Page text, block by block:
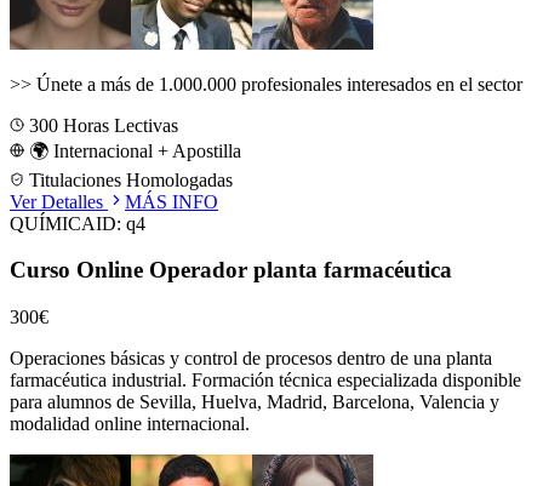
>> Únete a más de 1.000.000 profesionales interesados en el sector
300 Horas Lectivas
🌍 Internacional + Apostilla
Titulaciones Homologadas
Ver Detalles
MÁS INFO
QUÍMICAID: q4
Curso Online Operador planta farmacéutica
300€
Operaciones básicas y control de procesos dentro de una planta
farmacéutica industrial. Formación técnica especializada disponible
para alumnos de Sevilla, Huelva, Madrid, Barcelona, Valencia y
modalidad online internacional.